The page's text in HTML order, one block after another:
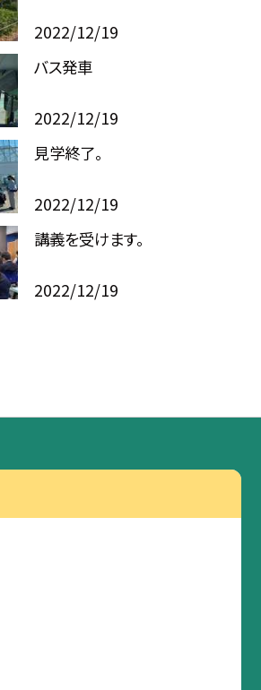
2022/12/19
バス発車
2022/12/19
見学終了。
2022/12/19
講義を受けます。
2022/12/19